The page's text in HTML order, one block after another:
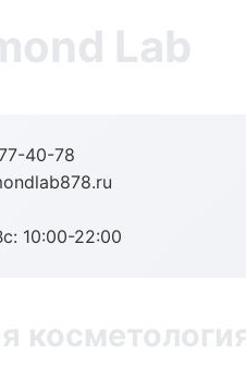
Lab
40-78
10:00-22:00